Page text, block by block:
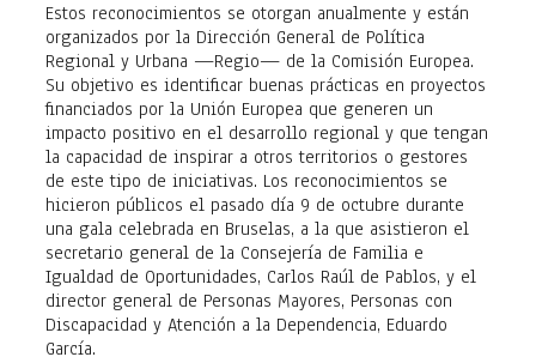
Estos reconocimientos se otorgan anualmente y están
organizados por la Dirección General de Política
Regional y Urbana —Regio— de la Comisión Europea.
Su objetivo es identificar buenas prácticas en proyectos
financiados por la Unión Europea que generen un
impacto positivo en el desarrollo regional y que tengan
la capacidad de inspirar a otros territorios o gestores
de este tipo de iniciativas. Los reconocimientos se
hicieron públicos el pasado día 9 de octubre durante
una gala celebrada en Bruselas, a la que asistieron el
secretario general de la Consejería de Familia e
Igualdad de Oportunidades, Carlos Raúl de Pablos, y el
director general de Personas Mayores, Personas con
Discapacidad y Atención a la Dependencia, Eduardo
García.